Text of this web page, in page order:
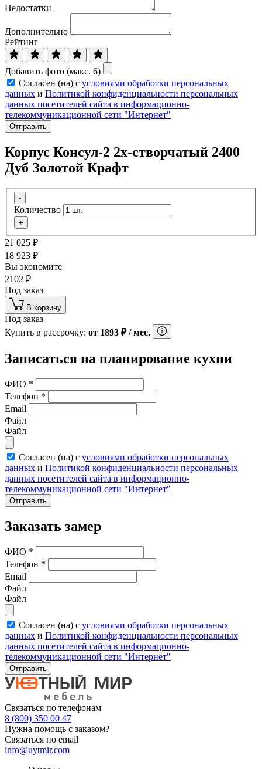
Недостатки
Дополнительно
Рейтинг
Добавить фото (макс. 6)
Согласен (на) с условиями обработки персональных
данных и Политикой конфиденциальности персональных
данных посетителей сайта в информационно-
телекоммуникационной сети "Интернет"
Отправить
Корпус Консул-2 2х-створчатый 2400
Дуб Золотой Крафт
-
Количество
+
21 025 ₽
18 923 ₽
Вы экономите
2102 ₽
Под заказ
В корзину
Под заказ
Купить в рассрочку: от 1893 ₽/ мес.
Записаться на планирование кухни
ФИО *
Телефон *
Email
Файл
Файл
Согласен (на) с условиями обработки персональных
данных и Политикой конфиденциальности персональных
данных посетителей сайта в информационно-
телекоммуникационной сети "Интернет"
Отправить
Заказать замер
ФИО *
Телефон *
Email
Файл
Файл
Согласен (на) с условиями обработки персональных
данных и Политикой конфиденциальности персональных
данных посетителей сайта в информационно-
телекоммуникационной сети "Интернет"
Отправить
Связаться по телефонам
8 (800) 350 00 47
Нужна помощь с заказом?
Связаться по email
info@uytmir.com